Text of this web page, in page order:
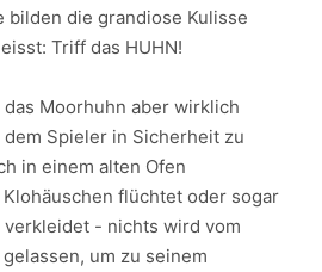
bilden die grandiose Kulisse
Triff das HUHN!
Moorhuhn aber wirklich
Spieler in Sicherheit zu
in einem alten Ofen
flüchtet oder sogar
verkleidet - nichts wird vom
um zu seinem